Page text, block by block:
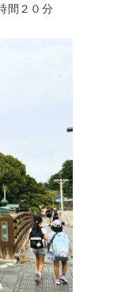
間２０分